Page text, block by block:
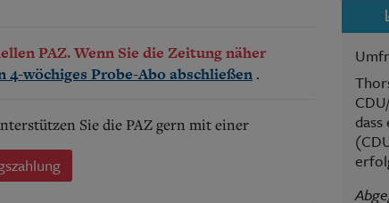
PAZ. Wenn Sie die Zeitung näher
4-wöchiges Probe-Abo abschließen .
Sie die PAZ gern mit einer